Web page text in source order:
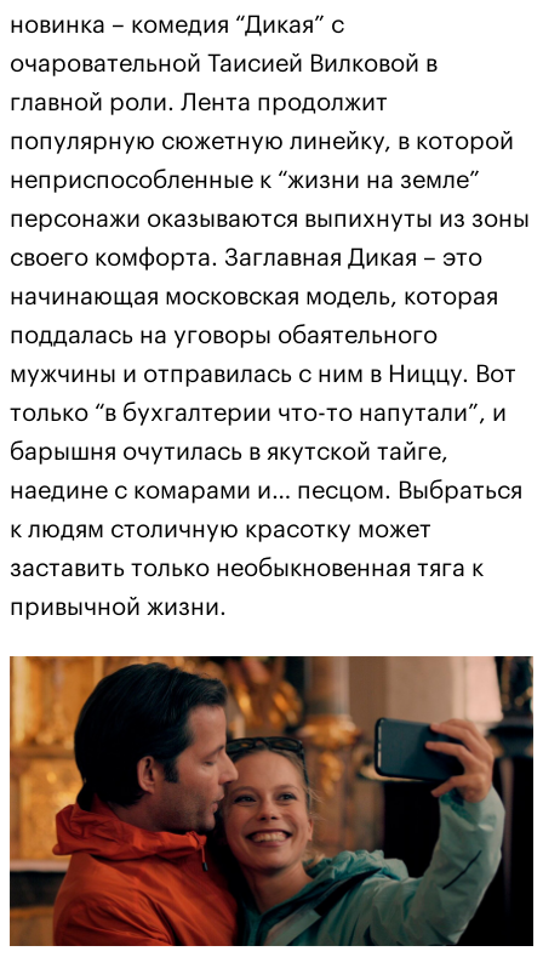
новинка – комедия “Дикая” с
очаровательной Таисией Вилковой в
главной роли. Лента продолжит
популярную сюжетную линейку, в которой
неприспособленные к “жизни на земле”
персонажи оказываются выпихнуты из зоны
своего комфорта. Заглавная Дикая – это
начинающая московская модель, которая
поддалась на уговоры обаятельного
мужчины и отправилась с ним в Ниццу. Вот
только “в бухгалтерии что-то напутали”, и
барышня очутилась в якутской тайге,
наедине с комарами и… песцом. Выбраться
к людям столичную красотку может
заставить только необыкновенная тяга к
привычной жизни.